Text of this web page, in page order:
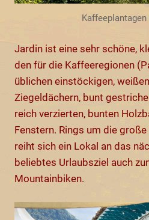
Jardin ist eine sehr schöne,
den für die Kaffeeregionen
üblichen einstöckigen,
Ziegeldächern, bunt
reich verzierten, bunten
Fenstern. Rings um die
reiht sich ein Lokal an das
beliebtes Urlaubsziel auch
Mountainbiken.